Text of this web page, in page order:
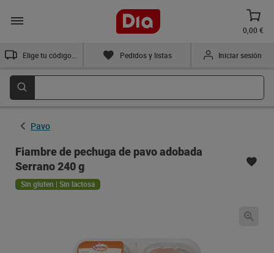
0,00 €
Pedidos y listas Iniciar sesión
Pavo
Fiambre de pechuga de pavo adobada
Serrano 240 g
Sin gluten | Sin lactosa